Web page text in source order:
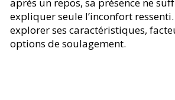
après un repos, sa présence ne
expliquer seule l’inconfort
explorer ses caractéristiques,
options de soulagement.